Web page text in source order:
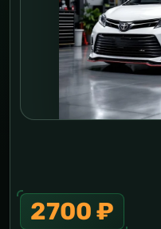
2700 ₽